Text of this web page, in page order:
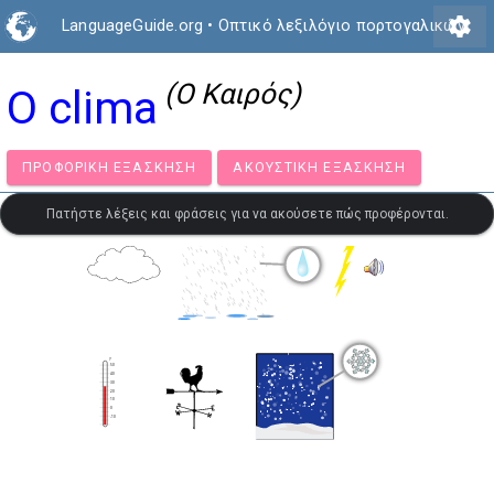
LanguageGuide.org • Οπτικό λεξιλόγιο πορτογαλικών
settings
O clima (Ο Καιρός)
ΠΡΟΦΟΡΙΚΉ ΕΞΆΣΚΗΣΗ ΑΚΟΥΣΤΙΚΉ ΕΞΆΣΚΗΣΗ
Πατήστε λέξεις και φράσεις για να ακούσετε πώς προφέρονται.